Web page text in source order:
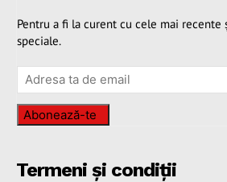
Pentru a fi la curent cu cele mai
speciale.
Abonează-te
Termeni și condiții